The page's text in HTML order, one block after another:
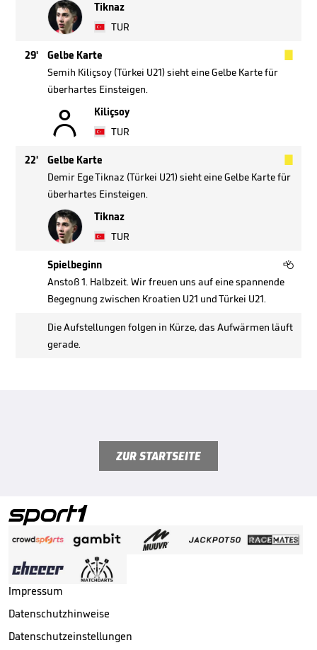
Tiknaz
TUR
29' Gelbe Karte
Semih Kiliçsoy (Türkei U21) sieht eine Gelbe Karte für
überhartes Einsteigen.

Kiliçsoy
TUR
22' Gelbe Karte
Demir Ege Tiknaz (Türkei U21) sieht eine Gelbe Karte für
überhartes Einsteigen.
Tiknaz
TUR
Spielbeginn 
Anstoß 1. Halbzeit. Wir freuen uns auf eine spannende
Begegnung zwischen Kroatien U21 und Türkei U21.
Die Aufstellungen folgen in Kürze, das Aufwärmen läuft
gerade.
ZUR STARTSEITE
Impressum
Datenschutzhinweise
Datenschutzeinstellungen